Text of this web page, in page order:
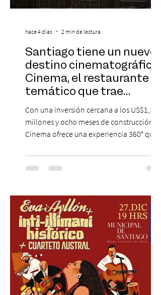
Santiago tiene un nuevo
destino cinematográfico:
Cinema, el restaurante
temático que trae
Hollywood a Chile
Con una inversión cercana a los US$1,3
millones y ocho meses de construcción,
Cinema ofrece una experiencia 360° que
cinematográfica y actores en vivo,
recreando algunos de los universos más
una nueva atracción a su oferta
gastronómica y turística con la apertura de
Cinema, un restaurante temático
inspirado en el concepto de un museo de
Hollywood, que promete transportar a sus
visitantes a distintos
hace 4 días 2 min de lectura